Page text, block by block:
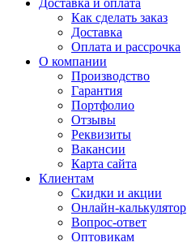
Доставка и оплата
Как сделать заказ
Доставка
Оплата и рассрочка
О компании
Производство
Гарантия
Портфолио
Отзывы
Реквизиты
Вакансии
Карта сайта
Клиентам
Скидки и акции
Онлайн-калькулятор
Вопрос-ответ
Оптовикам